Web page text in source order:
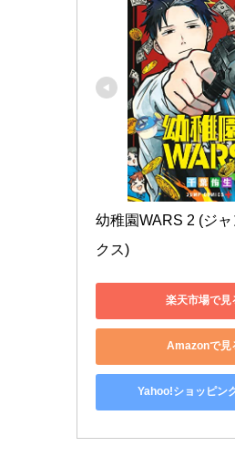
幼稚園WARS 2 (ジ
クス)
楽天市場で見
Amazonで見
Yahoo!ショッピン